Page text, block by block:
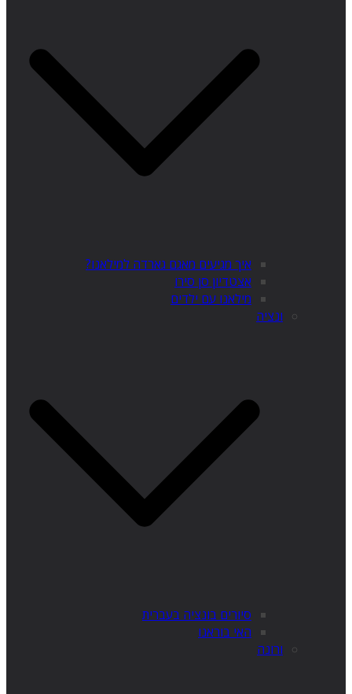
איך מגיעים מאגם גארדה למילאנו?
אצטדיון סן סירו
מילאנו עם ילדים
ונציה
סיורים בונציה בעברית
האי בוראנו
ורונה